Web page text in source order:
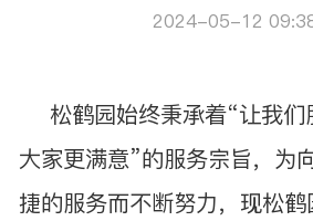
2024-05-12
松鹤园始终秉承着“让我们
大家更满意”的服务宗旨，为
捷的服务而不断努力，现松